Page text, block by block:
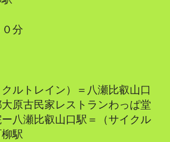
分
ルトレイン）＝八瀬比叡山口
原古民家レストランわっぱ堂
ー八瀬比叡山口駅＝（サイクル
駅